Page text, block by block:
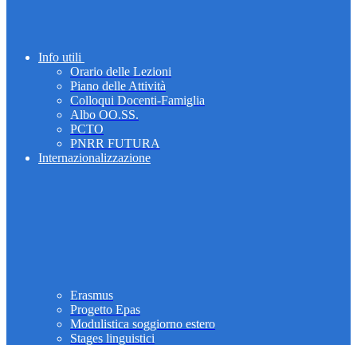
Info utili
Orario delle Lezioni
Piano delle Attività
Colloqui Docenti-Famiglia
Albo OO.SS.
PCTO
PNRR FUTURA
Internazionalizzazione
Erasmus
Progetto Epas
Modulistica soggiorno estero
Stages linguistici